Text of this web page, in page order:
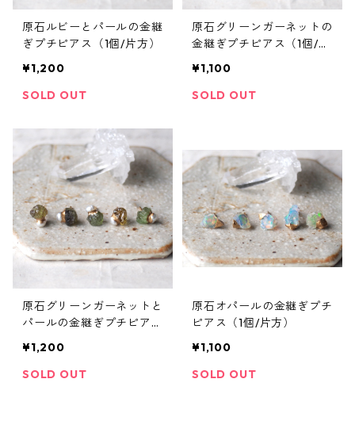
原石ルビーとパールの金継
ぎプチピアス（1個/片方）
¥1,200
SOLD OUT
原石グリーンガーネットの
金継ぎプチピアス（1個/片
¥1,100
SOLD OUT
原石グリーンガーネットと
パールの金継ぎプチピアス
¥1,200
SOLD OUT
原石オパールの金継ぎプチ
ピアス（1個/片方）
¥1,100
SOLD OUT